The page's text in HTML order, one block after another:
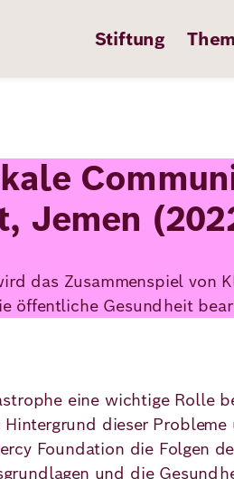
Stiftung
Jemen
das Zusammenspiel von
öffentliche Gesundheit
eine wichtige Rolle
dieser Probleme
Foundation die Folgen
und die